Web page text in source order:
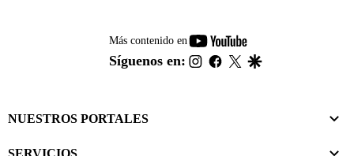
Más contenido en
youtube-
footer
Síguenos en: instagram
facebook
twitter
NUESTROS PORTALES
SERVICIOS